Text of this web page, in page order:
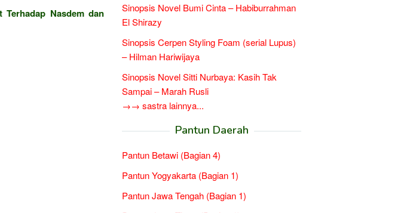
Nasdem dan
Sinopsis Novel Bumi Cinta – Habiburrahman
El Shirazy
Sinopsis Cerpen Styling Foam (serial Lupus)
– Hilman Hariwijaya
Sinopsis Novel Sitti Nurbaya: Kasih Tak
Sampai – Marah Rusli
→→ sastra lainnya...
Pantun Daerah
Pantun Betawi (Bagian 4)
Pantun Yogyakarta (Bagian 1)
Pantun Jawa Tengah (Bagian 1)